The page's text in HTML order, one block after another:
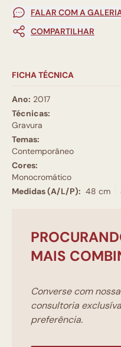
FALAR COM A
COMPARTILHAR
FICHA TÉCNICA
Ano: 2017
Técnicas:
Gravura
Temas:
Contemporâneo
Cores:
Monocromático
Medidas (A/L/P): 48 cm
MAIS
Converse com
consultoria
preferência.